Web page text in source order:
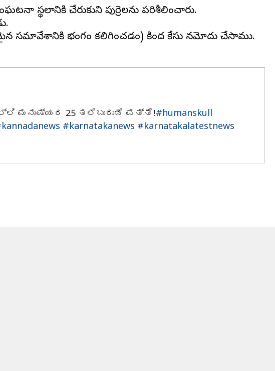
స్థలానికి చేరుకుని పుర్రెలను పరిశీలించారు.
సమావేశానికి భంగం కలిగించడం) కింద కేసు నమోదు చేసాము.
ಮನುಷ್ಯರ 25 ತಲೆಬುರುಡೆ ಪತ್ತೆ!#humanskull
#karnatakanews #karnatakalatestnews